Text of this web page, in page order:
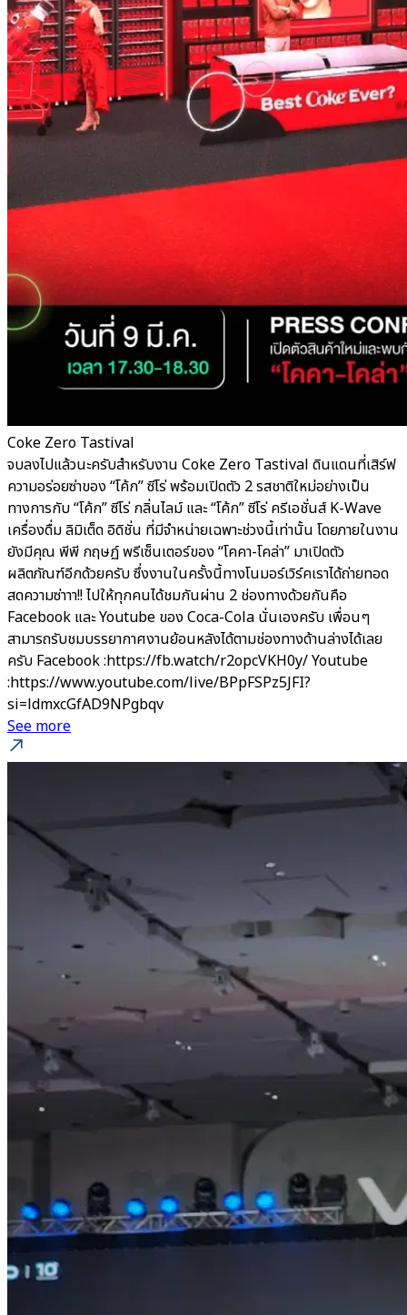
Coke Zero Tastival
จบลงไปแล้วนะครับสำหรับงาน Coke Zero Tastival ดินแดนที่เสิร์ฟ
ความอร่อยซ่าของ “โค้ก” ซีโร่ พร้อมเปิดตัว 2 รสชาติใหม่อย่างเป็น
ทางการกับ “โค้ก” ซีโร่ กลิ่นไลม์ และ “โค้ก” ซีโร่ ครีเอชั่นส์ K-Wave
เครื่องดื่ม ลิมิเต็ด อิดิชั่น ที่มีจำหน่ายเฉพาะช่วงนี้เท่านั้น โดยภายในงาน
ยังมีคุณ พีพี กฤษฏ์ พรีเซ็นเตอร์ของ “โคคา-โคล่า” มาเปิดตัว
ผลิตภัณฑ์อีกด้วยครับ ซึ่งงานในครั้งนี้ทางโนมอร์เวิร์คเราได้ถ่ายทอด
สดความซ่าาา!! ไปให้ทุกคนได้ชมกันผ่าน 2 ช่องทางด้วยกันคือ
Facebook และ Youtube ของ Coca-Cola นั่นเองครับ เพื่อนๆ
สามารถรับชมบรรยากาศงานย้อนหลังได้ตามช่องทางด้านล่างได้เลย
ครับ Facebook :https://fb.watch/r2opcVKH0y/ Youtube
:https://www.youtube.com/live/BPpFSPz5JFI?
si=ldmxcGfAD9NPgbqv
See more